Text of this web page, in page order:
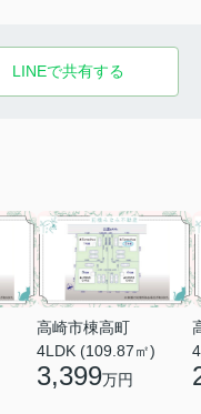
LINEで共有する
高崎市棟高町
4LDK (109.87㎡)
3,399万円